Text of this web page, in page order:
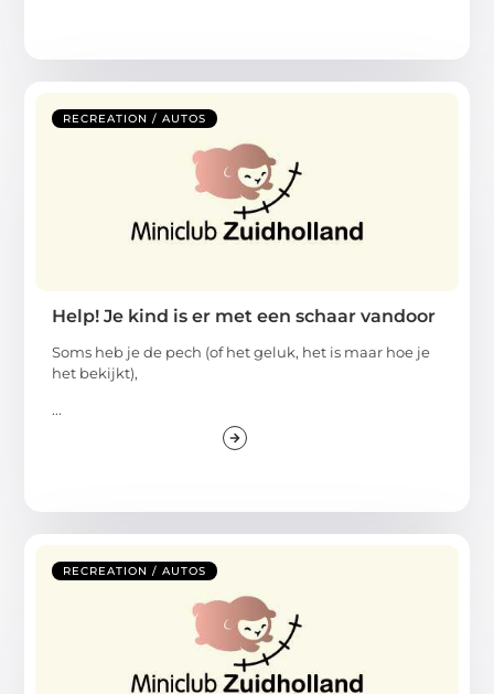
RECREATION / AUTOS
Help! Je kind is er met een schaar vandoor
Soms heb je de pech (of het geluk, het is maar hoe je
het bekijkt),
...
RECREATION / AUTOS